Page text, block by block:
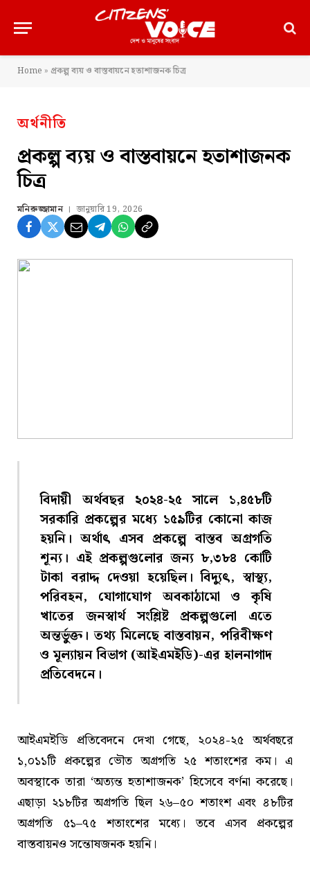
Home » প্রকল্প ব্যয় ও বাস্তবায়নে হতাশাজনক চিত্র
অর্থনীতি
প্রকল্প ব্যয় ও বাস্তবায়নে হতাশাজনক
চিত্র
মনিরুজ্জামান জানুয়ারি 19, 2026
বিদায়ী অর্থবছর ২০২৪-২৫ সালে ১,৪৫৮টি
সরকারি প্রকল্পের মধ্যে ১৫৯টির কোনো কাজ
হয়নি। অর্থাৎ এসব প্রকল্পে বাস্তব অগ্রগতি
শূন্য। এই প্রকল্পগুলোর জন্য ৮,৩৮৪ কোটি
টাকা বরাদ্দ দেওয়া হয়েছিল। বিদ্যুৎ, স্বাস্থ্য,
পরিবহন, যোগাযোগ অবকাঠামো ও কৃষি
খাতের জনস্বার্থ সংশ্লিষ্ট প্রকল্পগুলো এতে
অন্তর্ভুক্ত। তথ্য মিলেছে বাস্তবায়ন, পরিবীক্ষণ
ও মূল্যায়ন বিভাগ (আইএমইডি)-এর হালনাগাদ
প্রতিবেদনে।
আইএমইডি প্রতিবেদনে দেখা গেছে, ২০২৪-২৫ অর্থবছরে
১,০১১টি প্রকল্পের ভৌত অগ্রগতি ২৫ শতাংশের কম। এ
অবস্থাকে তারা ‘অত্যন্ত হতাশাজনক’ হিসেবে বর্ণনা করেছে।
এছাড়া ২১৮টির অগ্রগতি ছিল ২৬–৫০ শতাংশ এবং ৪৮টির
অগ্রগতি ৫১–৭৫ শতাংশের মধ্যে। তবে এসব প্রকল্পের
বাস্তবায়নও সন্তোষজনক হয়নি।